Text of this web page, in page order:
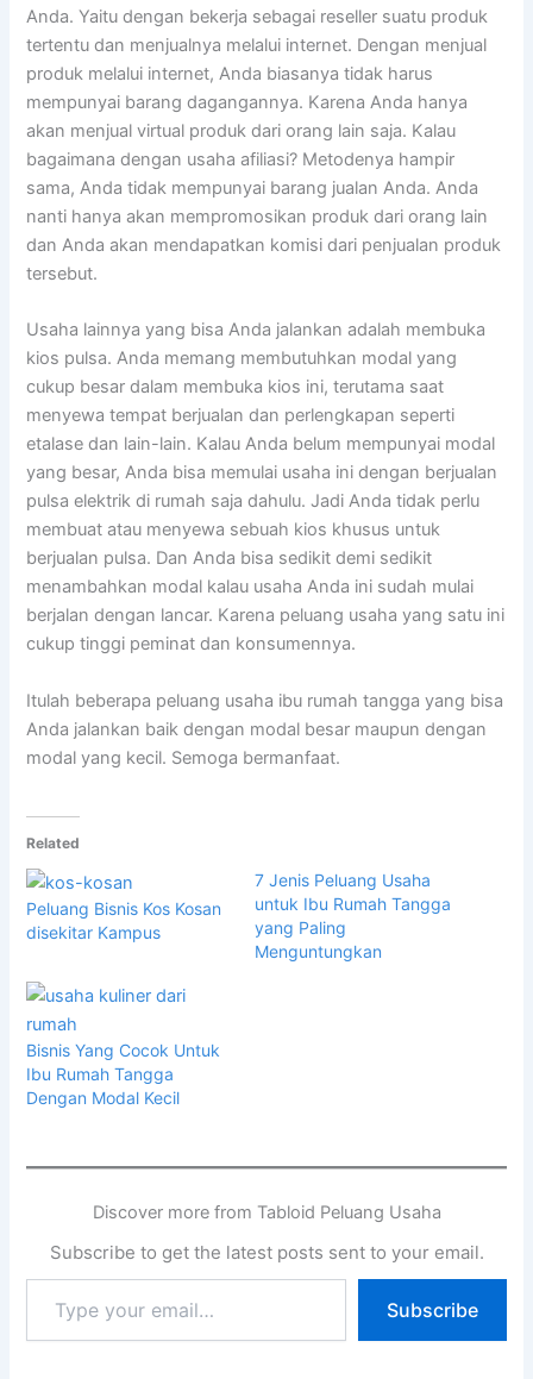
Anda. Yaitu dengan bekerja sebagai reseller suatu produk
tertentu dan menjualnya melalui internet. Dengan menjual
produk melalui internet, Anda biasanya tidak harus
mempunyai barang dagangannya. Karena Anda hanya
akan menjual virtual produk dari orang lain saja. Kalau
bagaimana dengan usaha afiliasi? Metodenya hampir
sama, Anda tidak mempunyai barang jualan Anda. Anda
nanti hanya akan mempromosikan produk dari orang lain
dan Anda akan mendapatkan komisi dari penjualan produk
tersebut.
Usaha lainnya yang bisa Anda jalankan adalah membuka
kios pulsa. Anda memang membutuhkan modal yang
cukup besar dalam membuka kios ini, terutama saat
menyewa tempat berjualan dan perlengkapan seperti
etalase dan lain-lain. Kalau Anda belum mempunyai modal
yang besar, Anda bisa memulai usaha ini dengan berjualan
pulsa elektrik di rumah saja dahulu. Jadi Anda tidak perlu
membuat atau menyewa sebuah kios khusus untuk
berjualan pulsa. Dan Anda bisa sedikit demi sedikit
menambahkan modal kalau usaha Anda ini sudah mulai
berjalan dengan lancar. Karena peluang usaha yang satu ini
cukup tinggi peminat dan konsumennya.
Itulah beberapa peluang usaha ibu rumah tangga yang bisa
Anda jalankan baik dengan modal besar maupun dengan
modal yang kecil. Semoga bermanfaat.
Related
Peluang Bisnis Kos Kosan
disekitar Kampus
7 Jenis Peluang Usaha
untuk Ibu Rumah Tangga
yang Paling
Menguntungkan
Bisnis Yang Cocok Untuk
Ibu Rumah Tangga
Dengan Modal Kecil
Discover more from Tabloid Peluang Usaha
Subscribe to get the latest posts sent to your email.
Subscribe